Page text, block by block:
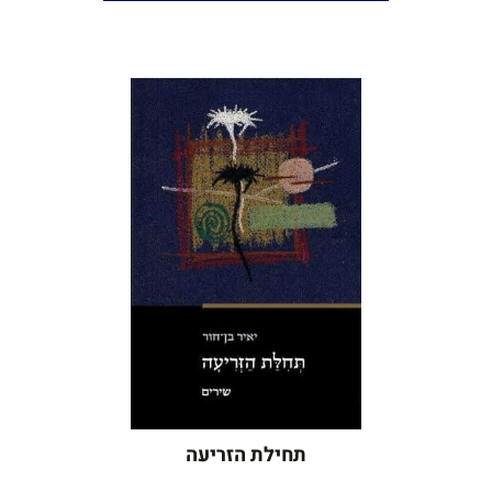
המשורר יאיר בן־חור בפייסבוק
כל הזכויות שמורות ליאיר בן־חור
תחילת הזריעה